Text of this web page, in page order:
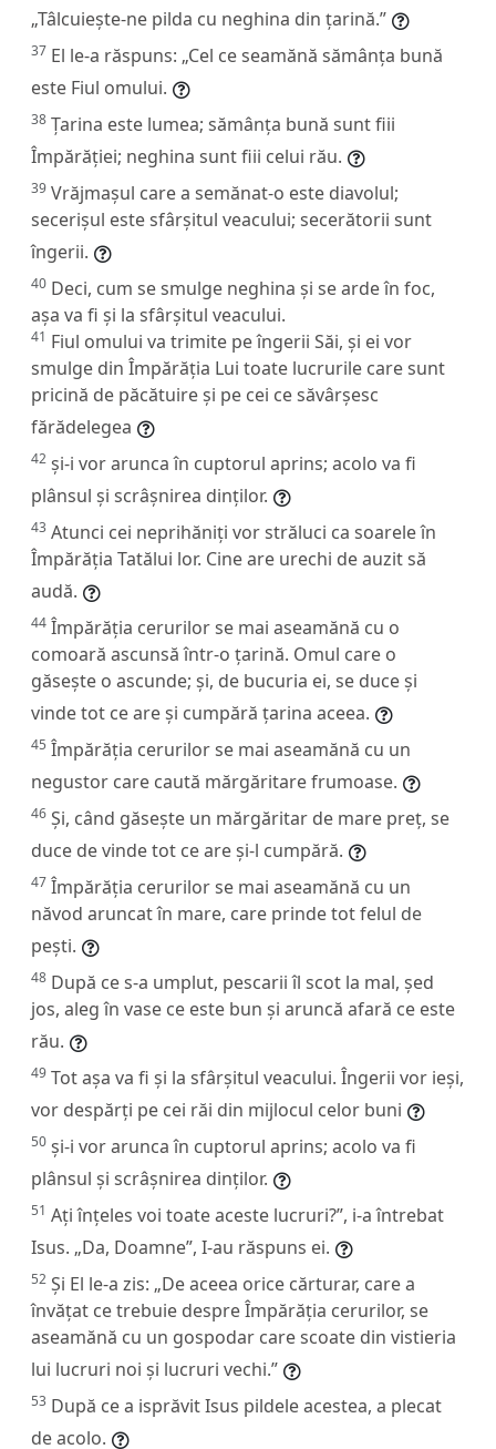
„Tâlcuiește-ne pilda cu neghina din țarină.”
37 El le-a răspuns: „Cel ce seamănă sămânța bună
este Fiul omului.
38 Țarina este lumea; sămânța bună sunt fiii
Împărăției; neghina sunt fiii celui rău.
39 Vrăjmașul care a semănat-o este diavolul;
secerișul este sfârșitul veacului; secerătorii sunt
îngerii.
40 Deci, cum se smulge neghina și se arde în foc,
așa va fi și la sfârșitul veacului.
41 Fiul omului va trimite pe îngerii Săi, și ei vor
smulge din Împărăția Lui toate lucrurile care sunt
pricină de păcătuire și pe cei ce săvârșesc
fărădelegea
42 și-i vor arunca în cuptorul aprins; acolo va fi
plânsul și scrâșnirea dinților.
43 Atunci cei neprihăniți vor străluci ca soarele în
Împărăția Tatălui lor. Cine are urechi de auzit să
audă.
44 Împărăția cerurilor se mai aseamănă cu o
comoară ascunsă într-o țarină. Omul care o
găsește o ascunde; și, de bucuria ei, se duce și
vinde tot ce are și cumpără țarina aceea.
45 Împărăția cerurilor se mai aseamănă cu un
negustor care caută mărgăritare frumoase.
46 Și, când găsește un mărgăritar de mare preț, se
duce de vinde tot ce are și-l cumpără.
47 Împărăția cerurilor se mai aseamănă cu un
năvod aruncat în mare, care prinde tot felul de
pești.
48 După ce s-a umplut, pescarii îl scot la mal, șed
jos, aleg în vase ce este bun și aruncă afară ce este
rău.
49 Tot așa va fi și la sfârșitul veacului. Îngerii vor ieși,
vor despărți pe cei răi din mijlocul celor buni
50 și-i vor arunca în cuptorul aprins; acolo va fi
plânsul și scrâșnirea dinților.
51 Ați înțeles voi toate aceste lucruri?”, i-a întrebat
Isus. „Da, Doamne”, I-au răspuns ei.
52 Și El le-a zis: „De aceea orice cărturar, care a
învățat ce trebuie despre Împărăția cerurilor, se
aseamănă cu un gospodar care scoate din vistieria
lui lucruri noi și lucruri vechi.”
53 După ce a isprăvit Isus pildele acestea, a plecat
de acolo.